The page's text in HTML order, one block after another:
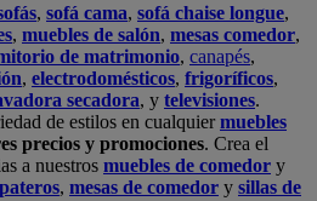
, sofá cama, sofá chaise longue,
, muebles de salón, mesas comedor,
de matrimonio, canapés,
, electrodomésticos, frigoríficos,
secadora, y televisiones.
de estilos en cualquiermuebles
precios y promociones. Crea el
a nuestros muebles de comedor y
, mesas de comedor y sillas de